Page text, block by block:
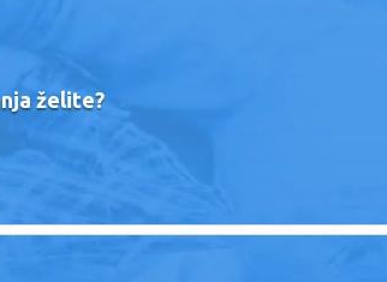
želite?